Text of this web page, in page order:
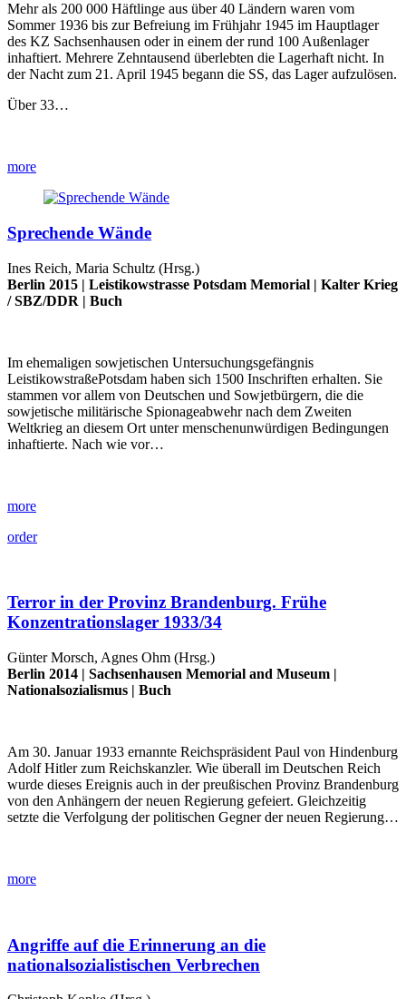
Mehr als 200 000 Häftlinge aus über 40 Ländern waren vom
Sommer 1936 bis zur Befreiung im Frühjahr 1945 im Hauptlager
des KZ Sachsenhausen oder in einem der rund 100 Außenlager
inhaftiert. Mehrere Zehntausend überlebten die Lagerhaft nicht. In
der Nacht zum 21. April 1945 begann die SS, das Lager aufzulösen.
Über 33…
more
Sprechende Wände
Ines Reich, Maria Schultz (Hrsg.)
Berlin 2015 | Leistikowstrasse Potsdam Memorial | Kalter Krieg
/SBZ/DDR | Buch
Im ehemaligen sowjetischen Untersuchungsgefängnis
LeistikowstraßePotsdam haben sich 1500 Inschriften erhalten. Sie
stammen vor allem von Deutschen und Sowjetbürgern, die die
sowjetische militärische Spionageabwehr nach dem Zweiten
Weltkrieg an diesem Ort unter menschenunwürdigen Bedingungen
inhaftierte. Nach wie vor…
more
order
Terror in der Provinz Brandenburg. Frühe
Konzentrationslager 1933/34
Günter Morsch, Agnes Ohm (Hrsg.)
Berlin 2014 | Sachsenhausen Memorial and Museum |
Nationalsozialismus | Buch
Am 30. Januar 1933 ernannte Reichspräsident Paul von Hindenburg
Adolf Hitler zum Reichskanzler. Wie überall im Deutschen Reich
wurde dieses Ereignis auch in der preußischen Provinz Brandenburg
von den Anhängern der neuen Regierung gefeiert. Gleichzeitig
setzte die Verfolgung der politischen Gegner der neuen Regierung…
more
Angriffe auf die Erinnerung an die
nationalsozialistischen Verbrechen